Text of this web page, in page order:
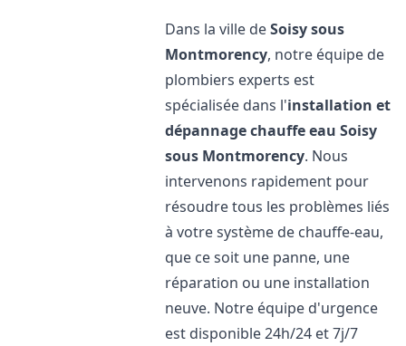
Dans la ville deSoisy sous
Montmorency, notre équipe de
plombiers experts est
spécialisée dans l'installation et
dépannage chauffe eau Soisy
sous Montmorency. Nous
intervenons rapidement pour
résoudre tous les problèmes liés
à votre système de chauffe-eau,
que ce soit une panne, une
réparation ou une installation
neuve. Notre équipe d'urgence
est disponible 24h/24 et 7j/7